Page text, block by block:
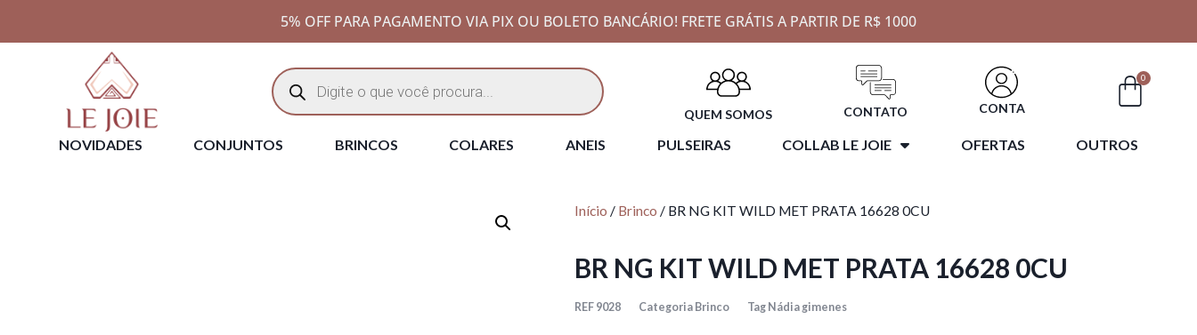
5% OFF PARA PAGAMENTO VIA PIX OU BOLETO BANCÁRIO! FRETE GRÁTIS A PARTIR DE R$ 1000
QUEM SOMOS CONTATO CONTA
0
NOVIDADES CONJUNTOS BRINCOS COLARES ANEIS PULSEIRAS COLLAB LE JOIE OFERTAS OUTROS
Início / Brinco / BR NG KIT WILD MET PRATA 16628 0CU
BR NG KIT WILD MET PRATA 16628 0CU
REF 9028 Categoria Brinco Tag Nádia gimenes